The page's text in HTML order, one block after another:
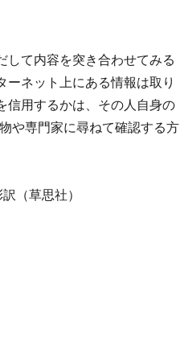
して内容を突き合わせてみる
ネット上にある情報は取り
信用するかは、その人自身の
や専門家に尋ねて確認する方
（草思社）